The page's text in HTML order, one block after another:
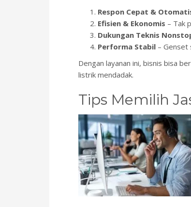
Respon Cepat &
Efisien & Ekonomis – Tak
Dukungan Teknis
Performa Stabil – Genset
Dengan layanan ini, bisnis bisa
listrik mendadak.
Tips Memilih